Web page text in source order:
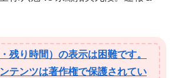
残り時間）の表示は困難です。
テンツは著作権で保護されてい